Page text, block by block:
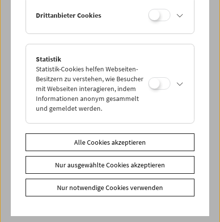
< zurück zur Übersicht
News
News Archiv
Newsletter
Fotos unserer Gäste
Gästebuch
Trailer
Drittanbieter Cookies
Statistik
Statistik-Cookies helfen Webseiten-
Besitzern zu verstehen, wie Besucher
mit Webseiten interagieren, indem
Informationen anonym gesammelt
und gemeldet werden.
Alle Cookies akzeptieren
Nur ausgewählte Cookies akzeptieren
Nur notwendige Cookies verwenden